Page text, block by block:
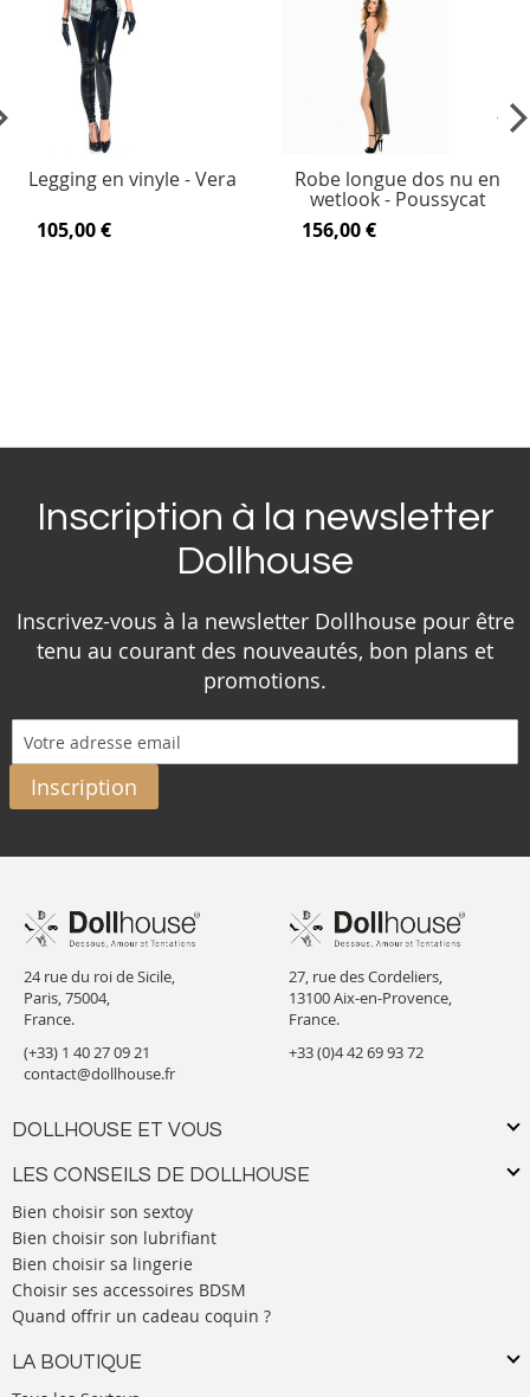
Legging en vinyle - Vera
105,00 €
Robe longue dos nu en
wetlook - Poussycat
156,00 €
Inscription à la newsletter
Dollhouse
Inscrivez-vous à la newsletter Dollhouse pour être
tenu au courant des nouveautés, bon plans et
promotions.
Inscription
24 rue du roi de Sicile,
Paris, 75004,
France.
(+33) 1 40 27 09 21
contact@dollhouse.fr
DOLLHOUSE ET VOUS
LES CONSEILS DE DOLLHOUSE
Bien choisir son sextoy
Bien choisir son lubrifiant
Bien choisir sa lingerie
Choisir ses accessoires BDSM
Quand offrir un cadeau coquin ?
LA BOUTIQUE
27, rue des Cordeliers,
13100 Aix-en-Provence,
France.
+33 (0)4 42 69 93 72